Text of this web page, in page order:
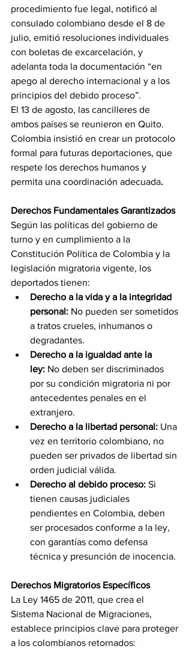
procedimiento fue legal, notificó al
consulado colombiano desde el 8 de
julio, emitió resoluciones individuales
con boletas de excarcelación, y
adelanta toda la documentación “en
apego al derecho internacional y a los
principios del debido proceso”.
El 13 de agosto, las cancilleres de
ambos países se reunieron en Quito.
Colombia insistió en crear un protocolo
formal para futuras deportaciones, que
respete los derechos humanos y
permita una coordinación adecuada.
Derechos Fundamentales Garantizados
Según las políticas del gobierno de
turno y en cumplimiento a la
Constitución Política de Colombia y la
legislación migratoria vigente, los
deportados tienen:
Derecho a la vida y a la integridad
personal: No pueden ser sometidos
a tratos crueles, inhumanos o
degradantes.
Derecho a la igualdad ante la
ley: No deben ser discriminados
por su condición migratoria ni por
antecedentes penales en el
extranjero.
Derecho a la libertad personal: Una
vez en territorio colombiano, no
pueden ser privados de libertad sin
orden judicial válida.
Derecho al debido proceso: Si
tienen causas judiciales
pendientes en Colombia, deben
ser procesados conforme a la ley,
con garantías como defensa
técnica y presunción de inocencia.
Derechos Migratorios Específicos
La Ley 1465 de 2011, que crea el
Sistema Nacional de Migraciones,
establece principios clave para proteger
a los colombianos retornados: